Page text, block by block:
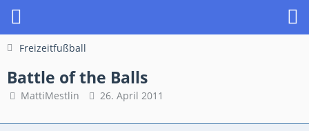
Freizeitfußball
Battle of the Balls
MattiMestlin 26. April 2011